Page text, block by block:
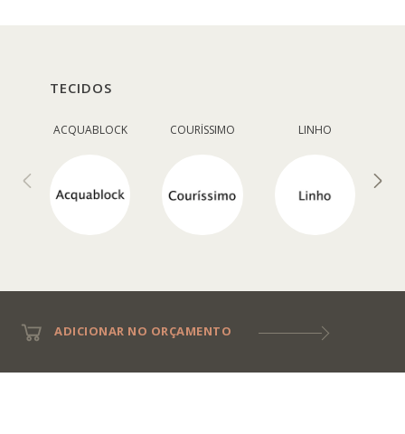
TECIDOS
ACQUABLOCK COURÍSSIMO LINHO
ADICIONAR NO ORÇAMENTO